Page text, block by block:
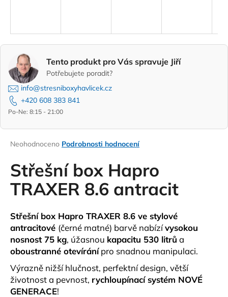
Průměrné
produktu
je
0,0
hvězdiček.
Neohodnoceno Podrobnosti hodnocení
Střešní box Hapro
TRAXER 8.6 antracit
Střešní box Hapro TRAXER 8.6 ve stylové
antracitové (černé matné) barvě nabízívysokou
nosnost 75 kg, úžasnou kapacitu 530 litrů a
oboustranné otevíránípro snadnou manipulaci.
Výrazně nižší hlučnost, perfektní design, větší
životnost a pevnost, rychloupínací systém NOVÉ
GENERACE!
M
Tento produkt pro Vás spravuje Jiří
Potřebujete poradit?
info@stresniboxyhavlicek.cz
+420 608 383 841
Po-Ne: 8:15 - 21:00
?
D
o
p
o
u
č
u
j
e
m
e